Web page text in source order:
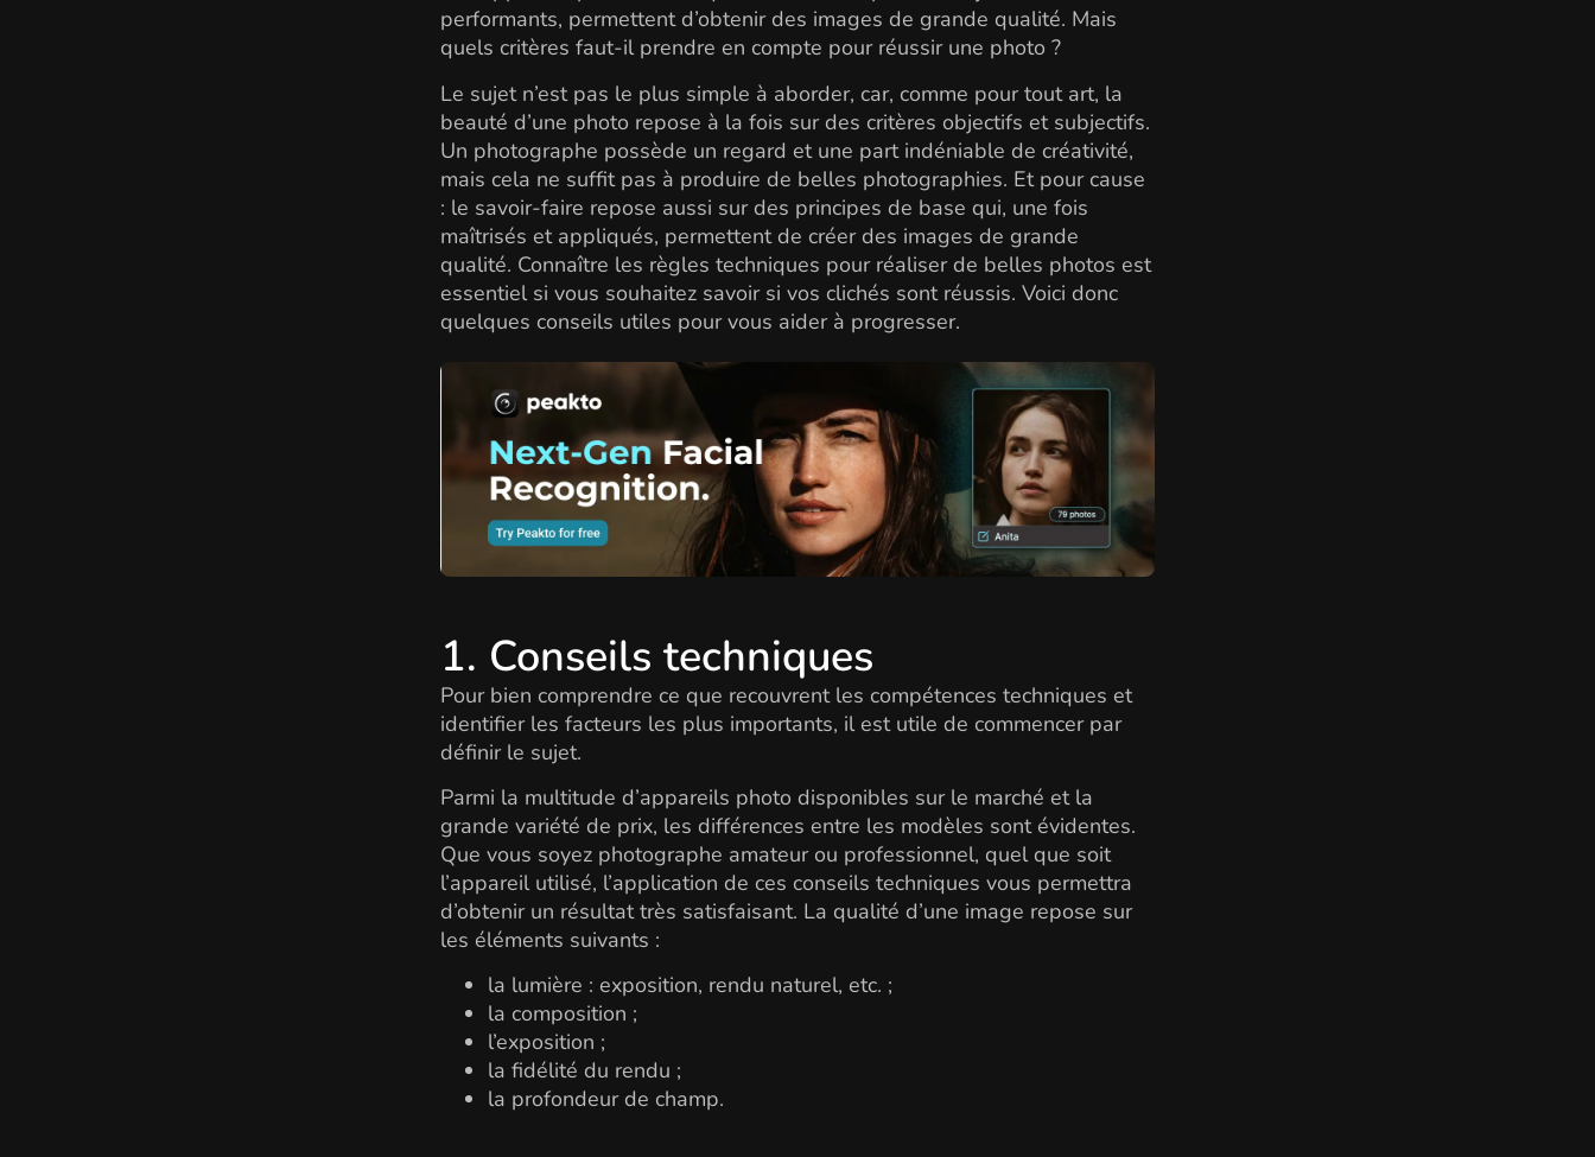
performants, permettent d’obtenir des images de grande qualité. Mais
quels critères faut-il prendre en compte pour réussir une photo ?
Le sujet n’est pas le plus simple à aborder, car, comme pour tout art, la
beauté d’une photo repose à la fois sur des critères objectifs et subjectifs.
Un photographe possède un regard et une part indéniable de créativité,
mais cela ne suffit pas à produire de belles photographies. Et pour cause
: le savoir-faire repose aussi sur des principes de base qui, une fois
maîtrisés et appliqués, permettent de créer des images de grande
qualité. Connaître les règles techniques pour réaliser de belles photos est
essentiel si vous souhaitez savoir si vos clichés sont réussis. Voici donc
quelques conseils utiles pour vous aider à progresser.
1. Conseils techniques
Pour bien comprendre ce que recouvrent les compétences techniques et
identifier les facteurs les plus importants, il est utile de commencer par
définir le sujet.
Parmi la multitude d’appareils photo disponibles sur le marché et la
grande variété de prix, les différences entre les modèles sont évidentes.
Que vous soyez photographe amateur ou professionnel, quel que soit
l’appareil utilisé, l’application de ces conseils techniques vous permettra
d’obtenir un résultat très satisfaisant. La qualité d’une image repose sur
les éléments suivants :
la lumière : exposition, rendu naturel, etc. ;
la composition ;
l’exposition ;
la fidélité du rendu ;
la profondeur de champ.